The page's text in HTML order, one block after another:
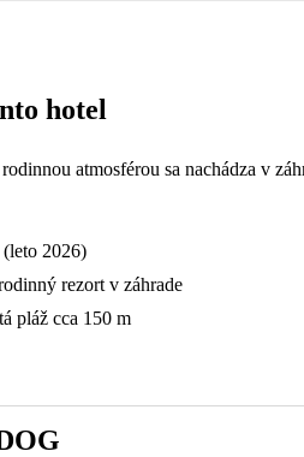
768
hotel
atmosférou sa nachádza v
2026)
rezort v záhrade
pláž cca 150 m